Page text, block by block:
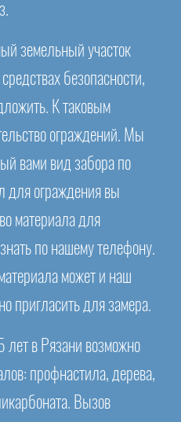
земельный участок
безопасности,
К таковым
ограждений. Мы
вами вид забора по
для ограждения вы
материала для
по нашему телефону.
может и наш
пригласить для замера.
лет в Рязани возможно
профнастила, дерева,
Вызов